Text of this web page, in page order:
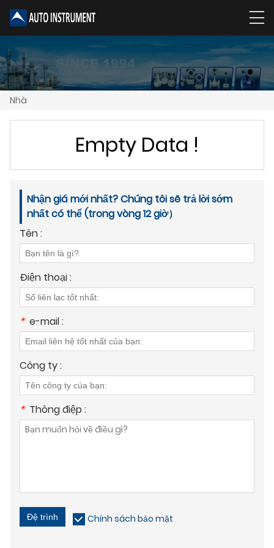
Nhà
Empty Data !
Nhận giá mới nhất? Chúng tôi sẽ trả lời sớm
nhất có thể (trong vòng 12 giờ）
Tên :
Điện thoại :
* e-mail :
Công ty :
* Thông điệp :
Đệ trình Chính sách bảo mật